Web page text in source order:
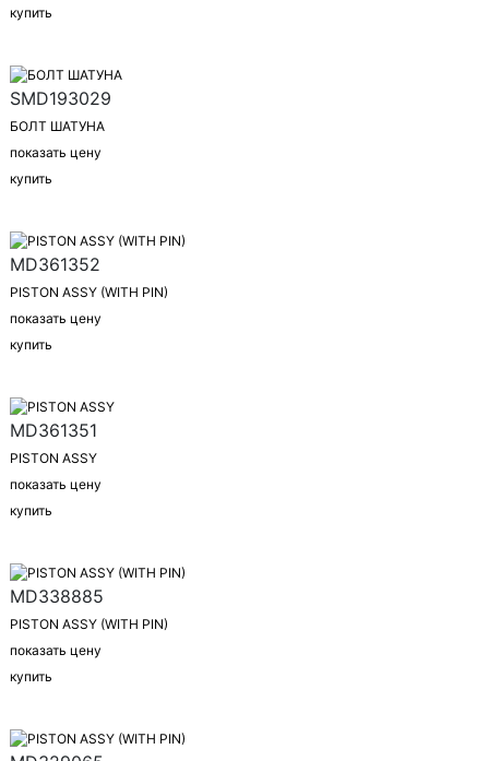
купить
SMD193029
БОЛТ ШАТУНА
показать цену
купить
MD361352
PISTON ASSY (WITH PIN)
показать цену
купить
MD361351
PISTON ASSY
показать цену
купить
MD338885
PISTON ASSY (WITH PIN)
показать цену
купить